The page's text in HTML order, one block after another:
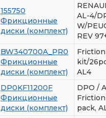
155750
Фрикционные
диски (комплект)
AL-4/
W/
REV
BW340700A_PR0
Фрикционные
диски (комплект)
Friction
kit/
AL4
DP0KF11200F
Фрикционные
диски (комплект)
DPO /
Friction
pack,